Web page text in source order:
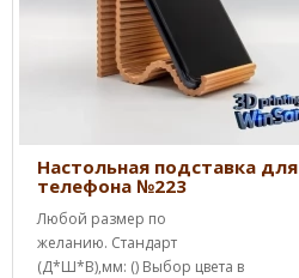
Настольная подставка для
телефона №223
Любой размер по
желанию. Стандарт
(Д*Ш*В),мм: () Выбор цвета в